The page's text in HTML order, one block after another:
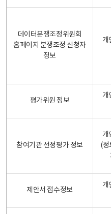
데이터분쟁조정위원회
홈페이지 분쟁조정 신청자
정보
개
평가위원 정보
개
참여기관 선정평가 정보
개
(정
제안서 접수정보
개